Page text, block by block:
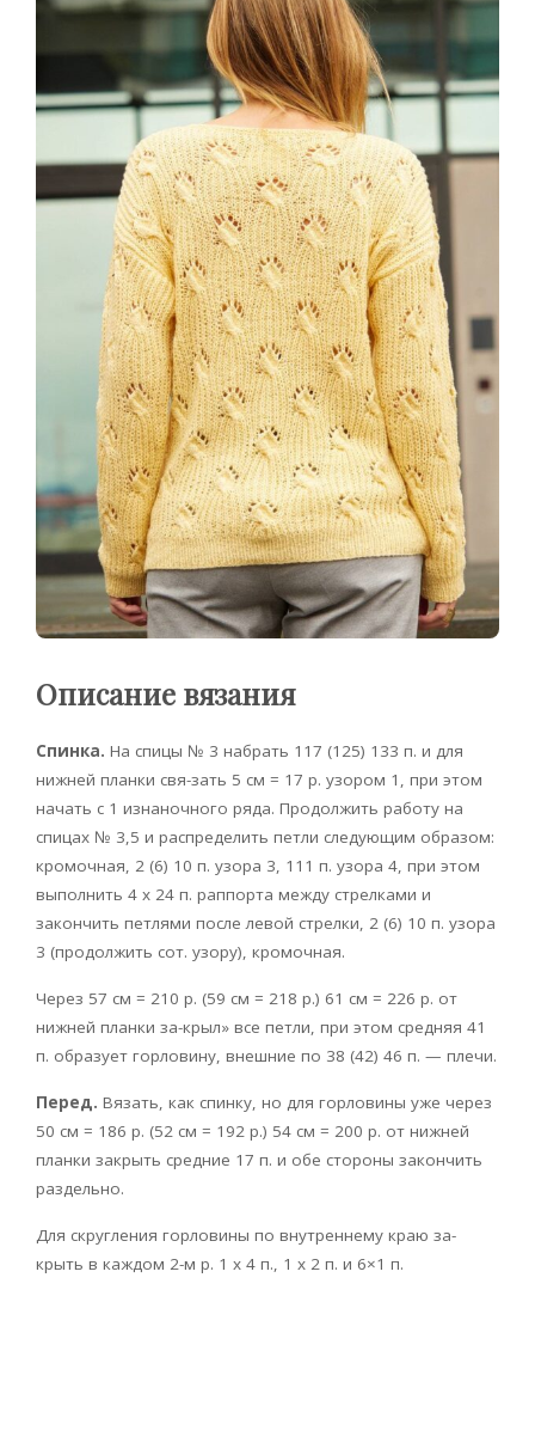
Описание вязания
Спинка. На спицы № 3 набрать 117 (125) 133 п. и для
нижней планки свя-зать 5 см = 17 р. узором 1, при этом
начать с 1 изнаночного ряда. Продолжить работу на
спицах № 3,5 и распределить петли следующим образом:
кромочная, 2 (6) 10 п. узора 3, 111 п. узора 4, при этом
выполнить 4 х 24 п. раппорта между стрелками и
закончить петлями после левой стрелки, 2 (6) 10 п. узора
3 (продолжить сот. узору), кромочная.
Через 57 см = 210 р. (59 см = 218 р.) 61 см = 226 р. от
нижней планки за-крыл» все петли, при этом средняя 41
п. образует горловину, внешние по 38 (42) 46 п. — плечи.
Перед. Вязать, как спинку, но для горловины уже через
50 см = 186 р. (52 см = 192 р.) 54 см = 200 р. от нижней
планки закрыть средние 17 п. и обе стороны закончить
раздельно.
Для скругления горловины по внутреннему краю за-
крыть в каждом 2-м р. 1 х 4 п., 1 х 2 п. и 6×1 п.